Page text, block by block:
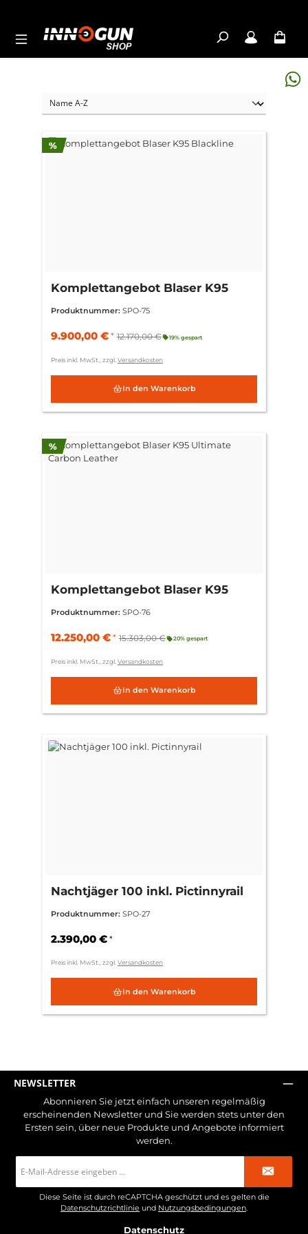
%Rabatt
Komplettangebot Blaser K95
Produktnummer: SPO-75
9.900,00 € * 12.170,00 € 19% gespart
Preis inkl. MwSt., zzgl. Versandkosten
In den Warenkorb
%Rabatt
Komplettangebot Blaser K95
Produktnummer: SPO-76
12.250,00 € * 15.303,00 € 20% gespart
Preis inkl. MwSt., zzgl. Versandkosten
In den Warenkorb
Nachtjäger 100 inkl. Pictinnyrail
Produktnummer: SPO-27
2.390,00 € *
Preis inkl. MwSt., zzgl.Versandkosten
In den Warenkorb
NEWSLETTER
Abonnieren Sie jetzt einfach unseren regelmäßig
erscheinenden Newsletter und Sie werden stets unter den
Ersten sein, über neue Produkte und Angebote informiert
werden.
Mail-
Adresse
Diese Seite ist durch reCAPTCHA geschützt und es gelten die
Datenschutzrichtlinie und Nutzungsbedingungen
Datenschutz